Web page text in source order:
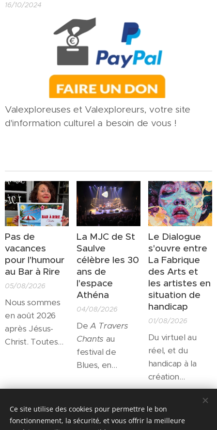
16/10/2024
Valexploreuses et Valexploreurs, votre site
d'information culturel a besoin de vous !
Pas de
vacances
pour l'humour
au Bar à Rire
05/08/2026
Nous sommes
en août 2026
après Jésus-
Christ. Toutes
Non! Un petit
théâtre
La MJC de St
Saulve
célèbre les 30
ans de
l'espace
Athéna
04/08/2026
De A Travers
Chants au
festival de
Blues, en
résidences
d'artistes et le
soutien à la
Le Dialogue
s'ouvre entre
La Fabrique
des Arts et
les artistes en
situation de
handicap
01/08/2026
Du virtuel au
réel, et du
handicap à la
création
artistique, autant
de passerelles
qui trouveront
Share
Ce site utilise des cookies pour permettre le bon
fonctionnement, la sécurité, et vous offrir la meilleure